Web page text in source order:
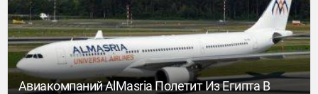
Авиакомпаний AlMasria Полетит Из Египта В